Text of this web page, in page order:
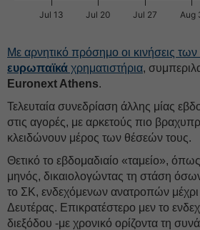
Jul 13 Jul 20 Jul 27 Aug
Mε αρνητικό πρόσημο οι κινήσεις
ευρωπαϊκά χρηματιστήρια,
Euronext Athens.
Τελευταία συνεδρίαση άλλης μίας
στις αγορές, με αρκετούς πιο
κλειδώνουν μέρος των θέσεών τους.
Θετικό το εβδομαδιαίο «ταμείο»,
μηνός, δικαιολογώντας τη στάση
το ΣΚ, ενδεχόμενων ανατροπών μέχρι
Δευτέρας. Επικρατέστερο μεν το
διεξόδου -με χρονικό ορίζοντα τη